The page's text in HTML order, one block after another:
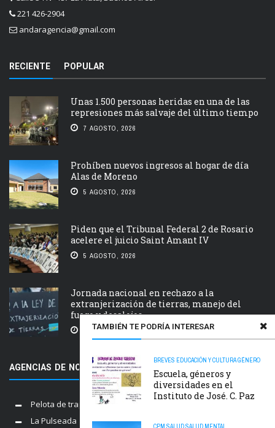
TAMBIÉN TE PODRÍA INTERESAR
BREVES EDUCACIÓN Y CULTURAGÉNERO
Escuela, géneros y
diversidades en el
Instituto de José. C. Paz
221 426-2904
andaragencia@gmail.com
RECIENTE POPULAR
Unas 1.500 personas heridas en una de las
represiones más salvaje del último tiempo
7 AGOSTO, 2026
Prohíben nuevos ingresos al hogar de día
Alas de Moreno
5 AGOSTO, 2026
Piden que el Tribunal Federal 2 de Rosario
acelere el juicio Saint Amant IV
5 AGOSTO, 2026
Jornada nacional en rechazo a la
extranjerización de tierras, manejo del
fuego y desalojos
5 AGOSTO, 2026
AGENCIAS DE NOTICIAS AMIGAS
Pelota de trapo
La Pulseada